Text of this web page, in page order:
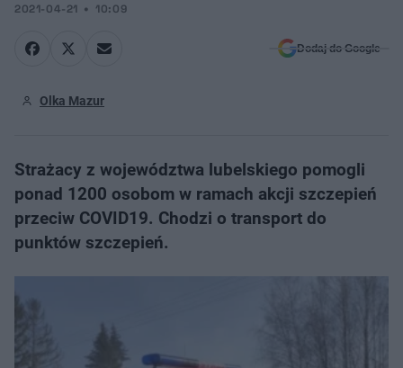
2021-04-21 10:09
Dodaj do Google
Olka Mazur
Strażacy z województwa lubelskiego pomogli
ponad 1200 osobom w ramach akcji szczepień
przeciw COVID19. Chodzi o transport do
punktów szczepień.